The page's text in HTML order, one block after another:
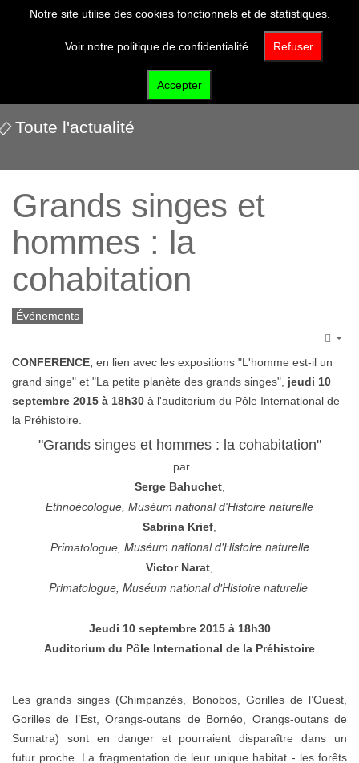
Nos événements
Toute l'actualité
Grands singes et
hommes : la
cohabitation
Événements
CONFERENCE, en lien avec les expositions "L'homme est-il un
grand singe" et "La petite planète des grands singes", jeudi 10
septembre 2015 à 18h30 à l'auditorium du Pôle International de
la Préhistoire.
"Grands singes et hommes : la cohabitation"
par
Serge Bahuchet,
Ethnoécologue, Muséum national d'Histoire naturelle
Sabrina Krief
Primatologue, Muséum national d'Histoire naturelle
Victor Narat
Primatologue, Muséum national d'Histoire naturelle
Jeudi 10 septembre 2015 à 18h30
Auditorium du Pôle International de la Préhistoire
Les grands singes (Chimpanzés, Bonobos, Gorilles de l’Ouest,
Gorilles de l’Est, Orangs-outans de Bornéo, Orangs-outans de
Sumatra) sont en danger et pourraient disparaître dans un
futur proche. La fragmentation de leur unique habitat - les forêts
Notre site utilise des cookies fonctionnels et de statistiques.
Voir notre politique de confidentialité Refuser
Accepter